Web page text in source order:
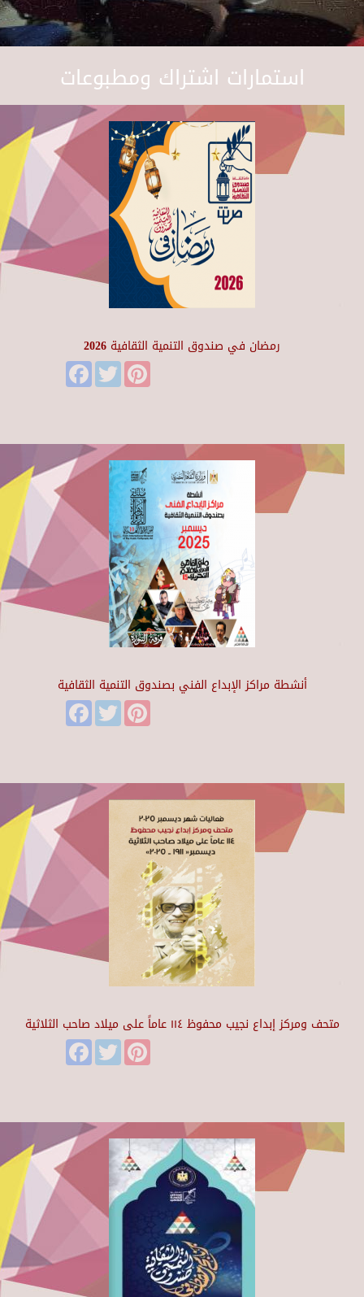
استمارات اشتراك ومطبوعات
رمضان في صندوق التنمية الثقافية 2026
FacebookTwitter
أنشطة مراكز الإبداع الفني بصندوق التنمية الثقافية
FacebookTwitter
متحف ومركز إبداع نجيب محفوظ ١١٤ عاماً على ميلاد صاحب الثلاثية
FacebookTwitter